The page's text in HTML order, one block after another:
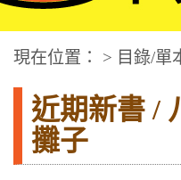
:::中央區塊
華文視障電子圖書網
現在位置： > 目錄/單
近期新書 /
攤子